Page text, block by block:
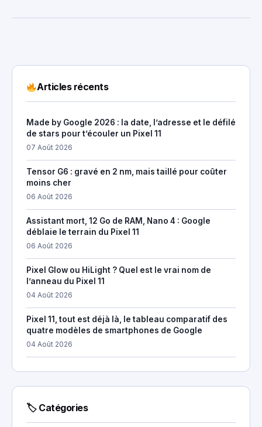
Articles récents
Made by Google 2026 : la date, l’adresse et le défilé
de stars pour t’écouler un Pixel 11
07 Août 2026
Tensor G6 : gravé en 2 nm, mais taillé pour coûter
moins cher
06 Août 2026
Assistant mort, 12 Go de RAM, Nano 4 : Google
déblaie le terrain du Pixel 11
06 Août 2026
Pixel Glow ou HiLight ? Quel est le vrai nom de
l’anneau du Pixel 11
04 Août 2026
Pixel 11, tout est déjà là, le tableau comparatif des
quatre modèles de smartphones de Google
04 Août 2026
🏷 Catégories